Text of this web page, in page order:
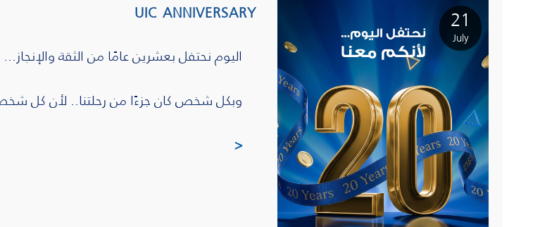
21
July
UIC ANNIVERSARY
اليوم نحتفل بعشرين عامًا من الثقة والإنجاز...
وبكل شخص كان جزءًا من رحلتنا.. لأن كل
<